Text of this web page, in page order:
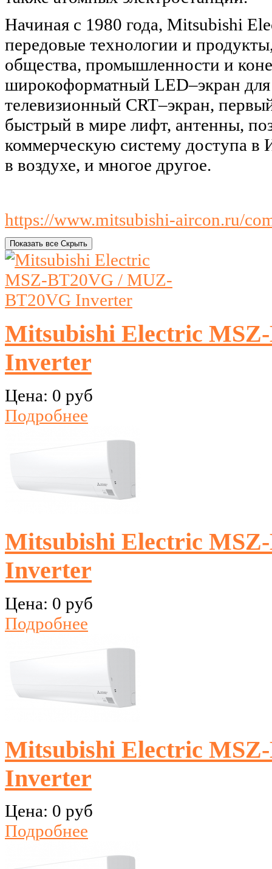
Начиная с 1980 года, Mitsubishi
передовые технологии и
общества, промышленности и
широкоформатный LED–экран
телевизионный CRT–экран,
быстрый в мире лифт, антенны,
коммерческую систему доступа в
в воздухе, и многое другое.
https://www.mitsubishi-aircon.ru/
Показать все Скрыть
Mitsubishi Electric
Inverter
Цена: 0 руб
Подробнее
Mitsubishi Electric
Inverter
Цена: 0 руб
Подробнее
Mitsubishi Electric
Inverter
Цена: 0 руб
Подробнее